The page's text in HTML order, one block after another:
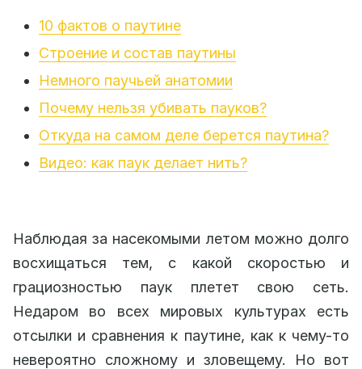
10 фактов о паутине
Строение и состав паутины
Немного паучьей анатомии
Почему нельзя убивать пауков?
Откуда на самом деле берется паутина?
Видео: как паук делает нить?
Наблюдая за насекомыми летом можно долго
восхищаться тем, с какой скоростью и
грациозностью паук плетет свою сеть.
Недаром во всех мировых культурах есть
отсылки и сравнения к паутине, как к чему-то
невероятно сложному и зловещему. Но вот